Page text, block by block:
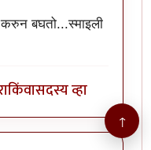
बघतो...स्माइली
किंवासदस्य व्हा
↑